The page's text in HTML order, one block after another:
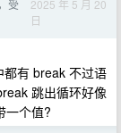
受
2025 年 5 月 20
日
都有 break 不过语
跳出循环好像
一个值?